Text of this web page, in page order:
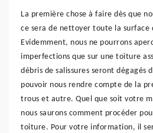
La première chose à faire dès que
ce sera de nettoyer toute la surface
Evidemment, nous ne pourrons
imperfections que sur une toiture
débris de salissures seront dégagés
pouvoir nous rendre compte de la
trous et autre. Quel que soit votre
nous saurons comment procéder
toiture. Pour votre information, il